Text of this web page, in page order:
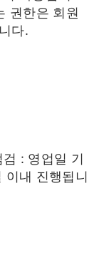
권한은 회원
다.
: 영업일 기
내 진행됩니